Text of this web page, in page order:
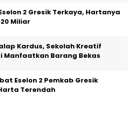
2 Gresik Terkaya, Hartanya
Miliar
Kardus, Sekolah Kreatif
Manfaatkan Barang Bekas
Eselon 2 Pemkab Gresik
Terendah